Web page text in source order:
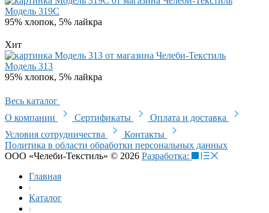
Модель 319C
95% хлопок, 5% лайкра
Хит
Модель 313
95% хлопок, 5% лайкра
Весь каталог
О компании
Сертификаты
Оплата и доставка
Условия сотрудничества
Контакты
Политика в области обработки персональных данных
ООО «Челеби-Текстиль» © 2026 Разработка:
Главная
Каталог